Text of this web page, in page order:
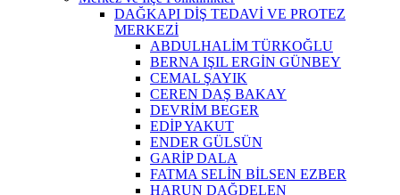
DAĞKAPI DİŞ TEDAVİ VE PROTEZ
MERKEZİ
ABDULHALİM TÜRKOĞLU
BERNA IŞIL ERGİN GÜNBEY
CEMAL ŞAYIK
CEREN DAŞ BAKAY
DEVRİM BEGER
EDİP YAKUT
ENDER GÜLSÜN
GARİP DALA
FATMA SELİN BİLSEN EZBER
HARUN DAĞDELEN